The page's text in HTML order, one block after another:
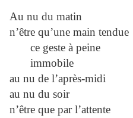
Au nu du matin
n’être qu’une main tendue
ce geste à peine
immobile
au nu de l’après-midi
au nu du soir
n’être que par l’attente